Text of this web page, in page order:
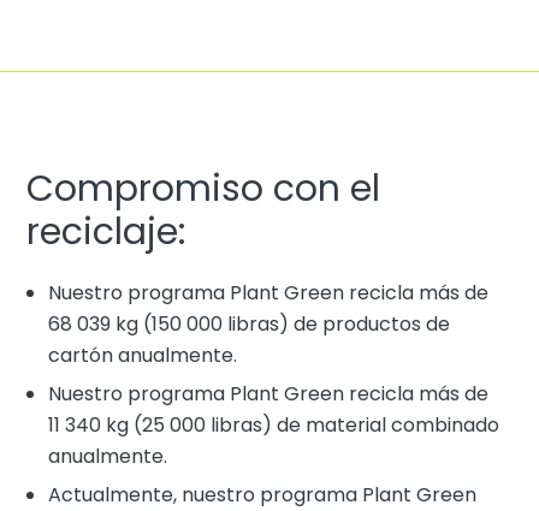
Compromiso con el
reciclaje:
Nuestro programa Plant Green recicla más de
68 039 kg (150 000 libras) de productos de
cartón anualmente.
Nuestro programa Plant Green recicla más de
11 340 kg (25 000 libras) de material combinado
anualmente.
Actualmente, nuestro programa Plant Green